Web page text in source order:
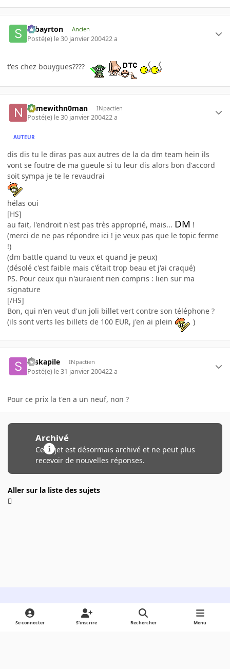
sebayrton Ancien
Posté(e) le 30 janvier 200422 a
t'es chez bouygues????
namewithn0man INpactien
Posté(e) le 30 janvier 200422 a
AUTEUR
dis dis tu le diras pas aux autres de la da dm team hein ils
vont se foutre de ma gueule si tu leur dis alors bon d'accord
soit sympa je te le revaudrai
hélas oui
[HS]
au fait, l'endroit n'est pas très approprié, mais... DM !
(merci de ne pas répondre ici ! je veux pas que le topic ferme
!)
(dm battle quand tu veux et quand je peux)
(désolé c'est faible mais c'était trop beau et j'ai craqué)
PS. Pour ceux qui n'auraient rien compris : lien sur ma
signature
[/HS]
Bon, qui n'en veut d'un joli billet vert contre son téléphone ?
(ils sont verts les billets de 100 EUR, j'en ai plein
)
seskapile INpactien
Posté(e) le 31 janvier 200422 a
Pour ce prix la t'en a un neuf, non ?
Archivé
Ce sujet est désormais archivé et ne peut plus
recevoir de nouvelles réponses.
Aller sur la liste des sujets
Light ModeDark ModeSystem Preference
Se connecter S’inscrire Rechercher Menu